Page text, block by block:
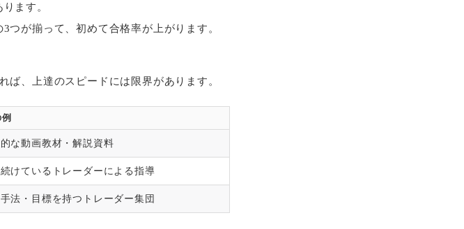
ます。
つが揃って、初めて合格率が上がります。
ば、上達のスピードには限界があります。
な動画教材・解説資料
けているトレーダーによる指導
手法・目標を持つトレーダー集団